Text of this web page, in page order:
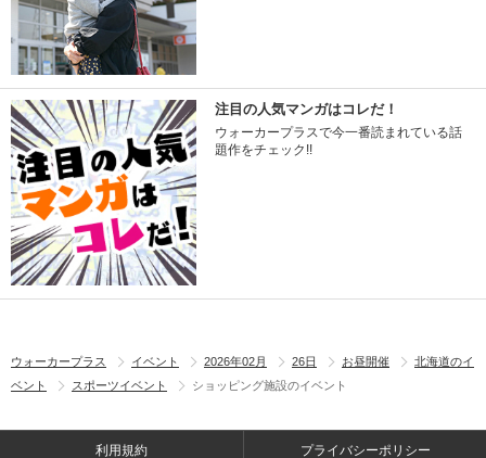
注目の人気マンガはコレだ！
ウォーカープラスで今一番読まれている話
題作をチェック!!
ウォーカープラス イベント 2026年02月 26日 お昼開催
北海道のイ
ベント
スポーツイベント ショッピング施設のイベント
利用規約 プライバシーポリシー